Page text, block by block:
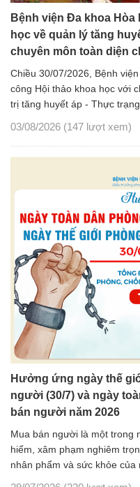
Bệnh viện Đa khoa
học về quản lý tăng
chuyên môn toàn diện
Chiều 30/07/2026, Bệnh
công Hội thảo khoa học với
trị tăng huyết áp - Thực
03/08/2026 (147 lượt xem)
Hưởng ứng ngày thế
người (30/7) và ngày
bán người năm 2026
Mua bán người là một trong
hiểm, xâm phạm nghiêm
nhân phẩm và sức khỏe của